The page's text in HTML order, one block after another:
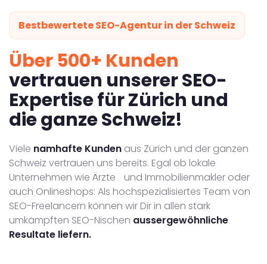
Bestbewertete SEO-Agentur in der Schweiz
Über 500+ Kunden
vertrauen unserer SEO-
Expertise für Zürich und
die ganze Schweiz!
Viele namhafte Kunden aus Zürich und der ganzen
Schweiz vertrauen uns bereits. Egal ob lokale
Unternehmen wie Ärzte und Immobilienmakler oder
auch Onlineshops: Als hochspezialisiertes Team von
SEO-Freelancern können wir Dir in allen stark
umkämpften SEO-Nischen aussergewöhnliche
Resultate liefern.